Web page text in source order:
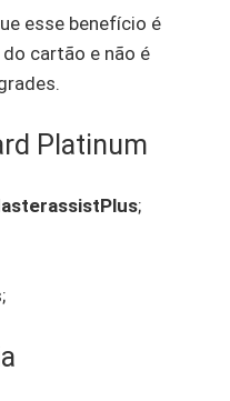
esse benefício é
do cartão e não é
Platinum
;